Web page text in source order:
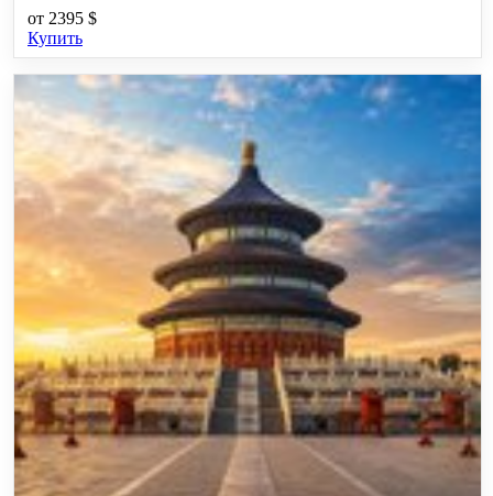
от 2395 $
Купить